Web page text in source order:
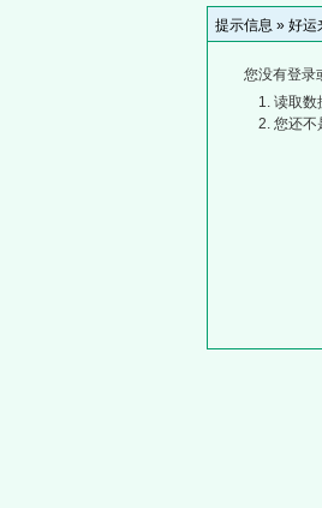
提示信息 » 好运
您没有登录
读取数
您还不